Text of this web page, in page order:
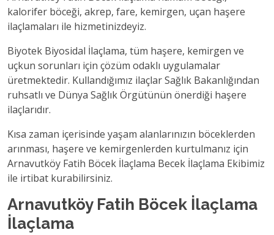
kalorifer böceği, akrep, fare, kemirgen, uçan haşere
ilaçlamaları ile hizmetinizdeyiz.
Biyotek Biyosidal İlaçlama, tüm haşere, kemirgen ve
uçkun sorunları için çözüm odaklı uygulamalar
üretmektedir. Kullandığımız ilaçlar Sağlık Bakanlığından
ruhsatlı ve Dünya Sağlık Örgütünün önerdiği haşere
ilaçlarıdır.
Kısa zaman içerisinde yaşam alanlarınızın böceklerden
arınması, haşere ve kemirgenlerden kurtulmanız için
Arnavutköy Fatih Böcek İlaçlama Becek İlaçlama Ekibimiz
ile irtibat kurabilirsiniz.
Arnavutköy Fatih Böcek İlaçlama
İlaçlama